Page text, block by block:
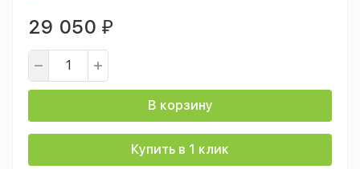
29 050 ₽
В корзину
Купить в 1 клик